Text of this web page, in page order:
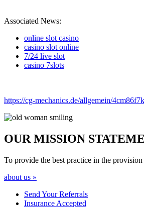
Associated News:
online slot casino
casino slot online
7/24 live slot
casino 7slots
https://cg-mechanics.de/allgemein/
OUR MISSION
To provide the best practice in the
about us »
Send YourReferrals
Insurance Accepted